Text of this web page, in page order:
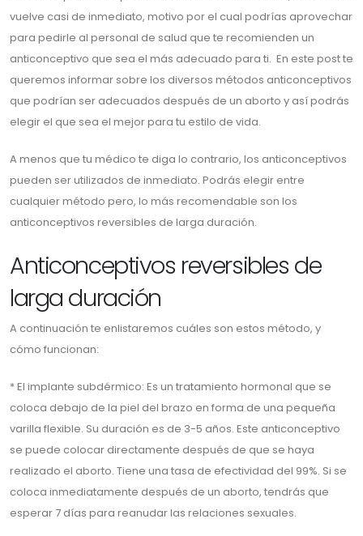
vuelve casi de inmediato, motivo por el cual podrías aprovechar
para pedirle al personal de salud que te recomienden un
anticonceptivo que sea el más adecuado para ti. En este post te
queremos informar sobre los diversos métodos anticonceptivos
que podrían ser adecuados después de un aborto y así podrás
elegir el que sea el mejor para tu estilo de vida.
A menos que tu médico te diga lo contrario, los anticonceptivos
pueden ser utilizados de inmediato. Podrás elegir entre
cualquier método pero, lo más recomendable son los
anticonceptivos reversibles de larga duración.
Anticonceptivos reversibles de
larga duración
A continuación te enlistaremos cuáles son estos método, y
cómo funcionan:
* El implante subdérmico: Es un tratamiento hormonal que se
coloca debajo de la piel del brazo en forma de una pequeña
varilla flexible. Su duración es de 3-5 años. Este anticonceptivo
se puede colocar directamente después de que se haya
realizado el aborto. Tiene una tasa de efectividad del 99%. Si se
coloca inmediatamente después de un aborto, tendrás que
esperar 7 días para reanudar las relaciones sexuales.